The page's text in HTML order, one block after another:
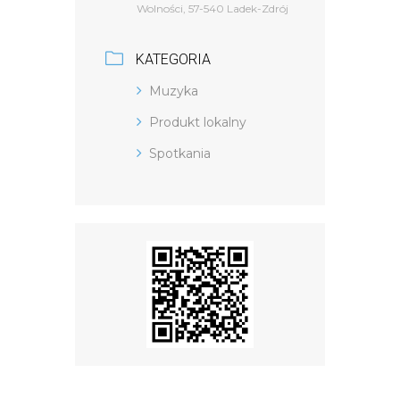
Wolności, 57-540 Ladek-Zdrój
KATEGORIA
Muzyka
Produkt lokalny
Spotkania